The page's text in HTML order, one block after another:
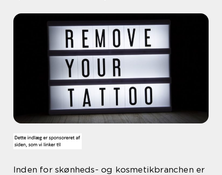
Inden for skønheds- og kosmetikbranchen er